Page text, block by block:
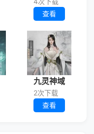
查看
九灵神域
2次下载
查看